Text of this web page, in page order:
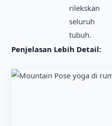
rilekskan
seluruh
tubuh.
Penjelasan Lebih Detail: